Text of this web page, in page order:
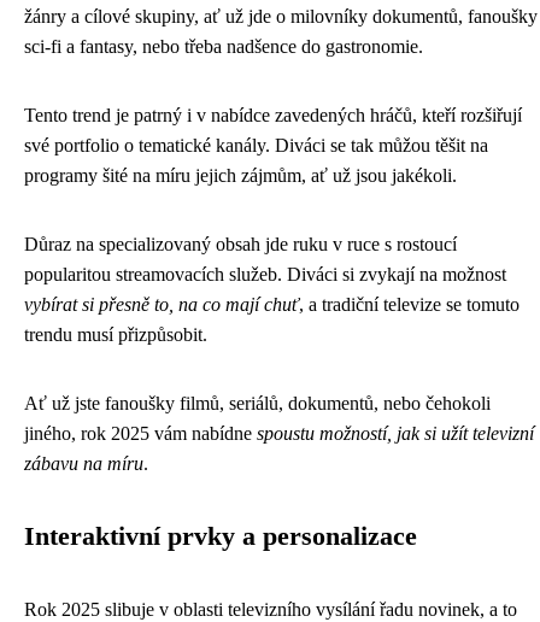
žánry a cílové skupiny, ať už jde o milovníky dokumentů, fanoušky
sci-fi a fantasy, nebo třeba nadšence do gastronomie.
Tento trend je patrný i v nabídce zavedených hráčů, kteří rozšiřují
své portfolio o tematické kanály. Diváci se tak můžou těšit na
programy šité na míru jejich zájmům, ať už jsou jakékoli.
Důraz na specializovaný obsah jde ruku v ruce s rostoucí
popularitou streamovacích služeb. Diváci si zvykají na možnost
vybírat si přesně to, na co mají chuť, a tradiční televize se tomuto
trendu musí přizpůsobit.
Ať už jste fanoušky filmů, seriálů, dokumentů, nebo čehokoli
jiného, rok 2025 vám nabídne spoustu možností, jak si užít televizní
zábavu na míru.
Interaktivní prvky a personalizace
Rok 2025 slibuje v oblasti televizního vysílání řadu novinek, a to